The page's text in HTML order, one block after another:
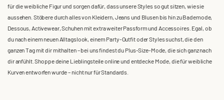
für die weibliche Figur und sorgen dafür, dass unsere Styles so gut sitzen, wie sie
aussehen. Stöbere durch alles von Kleidern, Jeans und Blusen bis hin zu Bademode,
Dessous, Activewear, Schuhen mit extra weiter Passform und Accessoires. Egal, ob
du nach einem neuen Alltagslook, einem Party-Outfit oder Styles suchst, die den
ganzen Tag mit dir mithalten – bei uns findest du Plus-Size-Mode, die sich ganz nach
dir anfühlt. Shoppe deine Lieblingsteile online und entdecke Mode, die für weibliche
Kurven entworfen wurde – nicht nur für Standards.